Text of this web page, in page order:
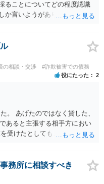
ることについてどの程度認識
か言いようがありません。 と
勧めします。
の相談・交渉 #詐欺被害での債務
役にたった 2
。 あげたのではなく貸した、
あると主張する相手方におい
受けたとしても、もらったも
では、こちらからアクション
務所に相談すべき